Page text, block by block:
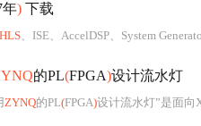
年) 下载
HLS、ISE、AccelDSP、System Generator、软硬
的PL(FPGA)设计流水灯
ZYNQ的PL(FPGA)设计流水灯”是面